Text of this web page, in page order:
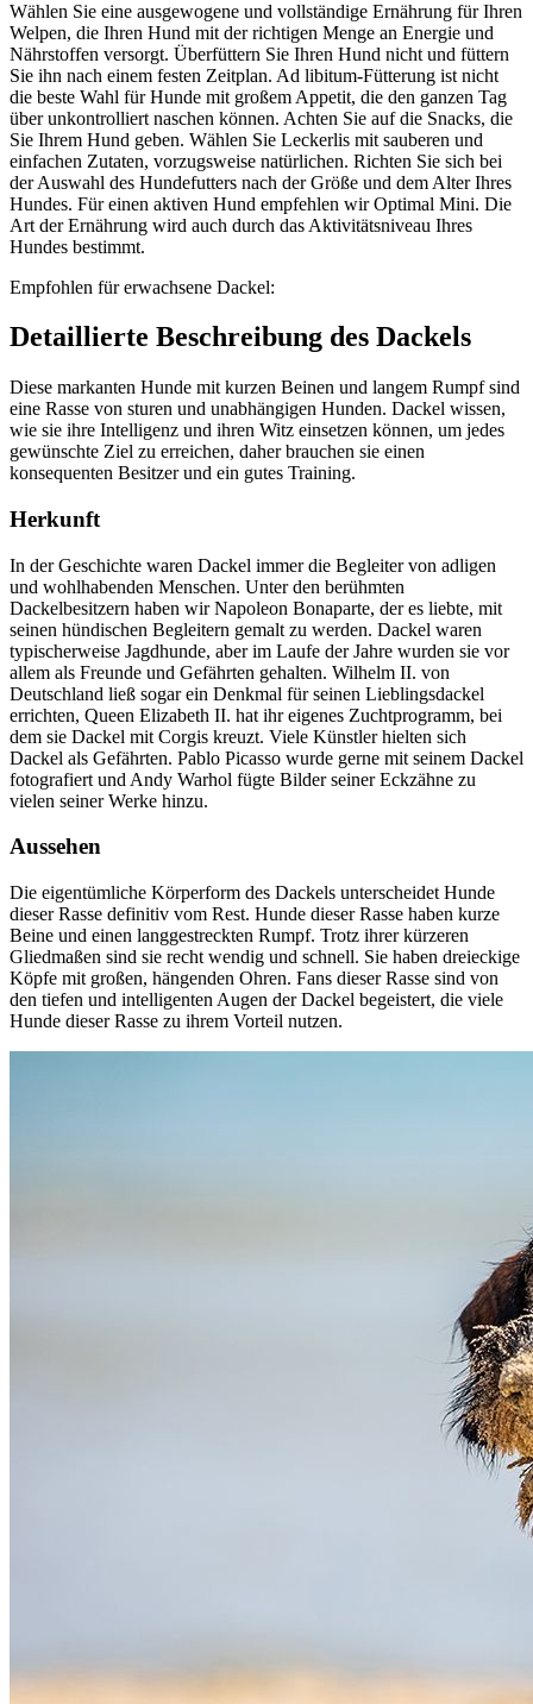
Wählen Sie eine ausgewogene und vollständige Ernährung für Ihren
Welpen, die Ihren Hund mit der richtigen Menge an Energie und
Nährstoffen versorgt. Überfüttern Sie Ihren Hund nicht und füttern
Sie ihn nach einem festen Zeitplan. Ad libitum-Fütterung ist nicht
die beste Wahl für Hunde mit großem Appetit, die den ganzen Tag
über unkontrolliert naschen können. Achten Sie auf die Snacks, die
Sie Ihrem Hund geben. Wählen Sie Leckerlis mit sauberen und
einfachen Zutaten, vorzugsweise natürlichen. Richten Sie sich bei
der Auswahl des Hundefutters nach der Größe und dem Alter Ihres
Hundes. Für einen aktiven Hund empfehlen wir Optimal Mini. Die
Art der Ernährung wird auch durch das Aktivitätsniveau Ihres
Hundes bestimmt.
Empfohlen für erwachsene Dackel:
Detaillierte Beschreibung des Dackels
Diese markanten Hunde mit kurzen Beinen und langem Rumpf sind
eine Rasse von sturen und unabhängigen Hunden. Dackel wissen,
wie sie ihre Intelligenz und ihren Witz einsetzen können, um jedes
gewünschte Ziel zu erreichen, daher brauchen sie einen
konsequenten Besitzer und ein gutes Training.
Herkunft
In der Geschichte waren Dackel immer die Begleiter von adligen
und wohlhabenden Menschen. Unter den berühmten
Dackelbesitzern haben wir Napoleon Bonaparte, der es liebte, mit
seinen hündischen Begleitern gemalt zu werden. Dackel waren
typischerweise Jagdhunde, aber im Laufe der Jahre wurden sie vor
allem als Freunde und Gefährten gehalten. Wilhelm II. von
Deutschland ließ sogar ein Denkmal für seinen Lieblingsdackel
errichten, Queen Elizabeth II. hat ihr eigenes Zuchtprogramm, bei
dem sie Dackel mit Corgis kreuzt. Viele Künstler hielten sich
Dackel als Gefährten. Pablo Picasso wurde gerne mit seinem Dackel
fotografiert und Andy Warhol fügte Bilder seiner Eckzähne zu
vielen seiner Werke hinzu.
Aussehen
Die eigentümliche Körperform des Dackels unterscheidet Hunde
dieser Rasse definitiv vom Rest. Hunde dieser Rasse haben kurze
Beine und einen langgestreckten Rumpf. Trotz ihrer kürzeren
Gliedmaßen sind sie recht wendig und schnell. Sie haben dreieckige
Köpfe mit großen, hängenden Ohren. Fans dieser Rasse sind von
den tiefen und intelligenten Augen der Dackel begeistert, die viele
Hunde dieser Rasse zu ihrem Vorteil nutzen.